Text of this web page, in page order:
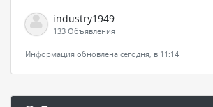
industry1949
133 Объявления
Информация обновлена сегодня, в 11:14